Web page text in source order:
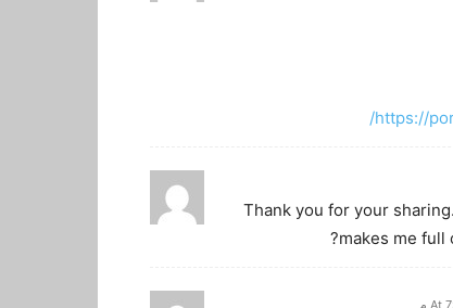
https://
Thank you for your
makes me full